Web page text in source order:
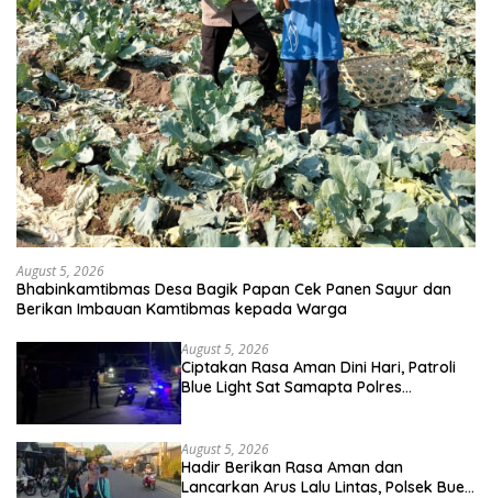
August 5, 2026
Bhabinkamtibmas Desa Bagik Papan Cek Panen Sayur dan
Berikan Imbauan Kamtibmas kepada Warga
August 5, 2026
Ciptakan Rasa Aman Dini Hari, Patroli
Blue Light Sat Samapta Polres
August 5, 2026
Hadir Berikan Rasa Aman dan
Lancarkan Arus Lalu Lintas, Polsek Buer